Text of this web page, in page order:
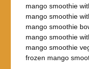
mango smoothie
mango smoothie
mango smoothie
mango smoothie
mango smoothie
frozen mango